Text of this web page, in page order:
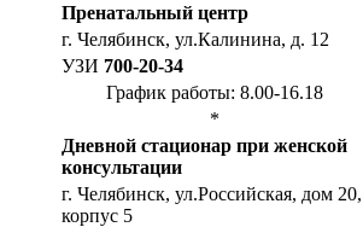
Пренатальный центр
г. Челябинск, ул.Калинина, д. 12
УЗИ 700-20-34
График работы: 8.00-16.18
*
Дневной стационар при женской
консультации
г. Челябинск, ул.Российская, дом 20,
корпус 5